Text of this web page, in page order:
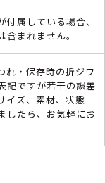
属している場合、
まれません。
れ・保存時の折ジワ
記ですが若干の誤差
イズ、素材、状態
したら、お気軽にお